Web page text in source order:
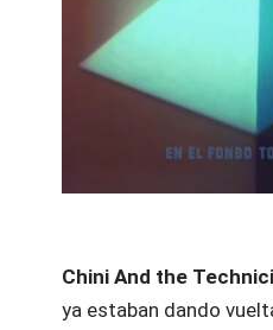
Chini And the
ya estaban dando